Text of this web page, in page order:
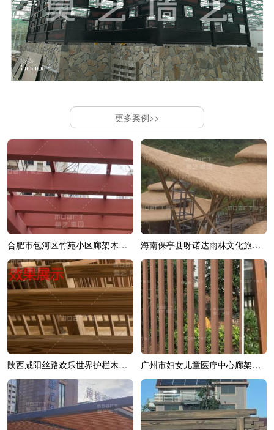
更多案例>>
合肥市包河区竹苑小区廊架木纹漆效果展示 海南保亭县呀诺达雨林文化旅游区综合造...
陕西咸阳丝路欢乐世界护栏木纹漆效果展示 广州市妇女儿童医疗中心廊架木纹漆效果展示